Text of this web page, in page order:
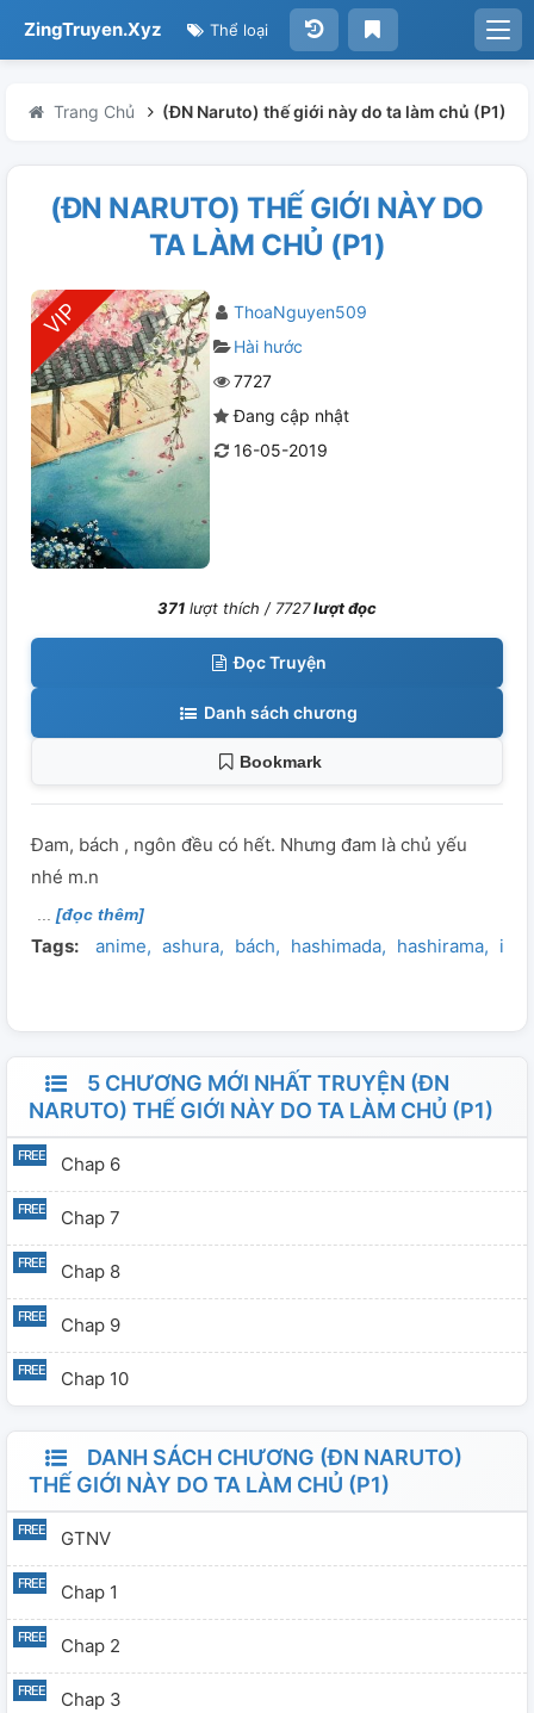
ZingTruyen.Xyz Thể loại
Trang Chủ (ĐN Naruto) thế giới này do ta làm chủ (P1)
(ĐN NARUTO) THẾ GIỚI NÀY DO
TA LÀM CHỦ (P1)
ThoaNguyen509
Hài hước
7727
Đang cập nhật
16-05-2019
371 lượt thích / 7727lượt đọc
Đọc Truyện
Danh sách chương
Bookmark
Đam, bách , ngôn đều có hết. Nhưng đam là chủ yếu
nhé m.n
[đọc thêm]
Tags: anime ashura bách hashimada hashirama
5 CHƯƠNG MỚI NHẤT TRUYỆN (ĐN
NARUTO) THẾ GIỚI NÀY DO TA LÀM CHỦ (P1)
Chap 6
Chap 7
Chap 8
Chap 9
Chap 10
DANH SÁCH CHƯƠNG (ĐN NARUTO)
THẾ GIỚI NÀY DO TA LÀM CHỦ (P1)
GTNV
Chap 1
Chap 2
Chap 3